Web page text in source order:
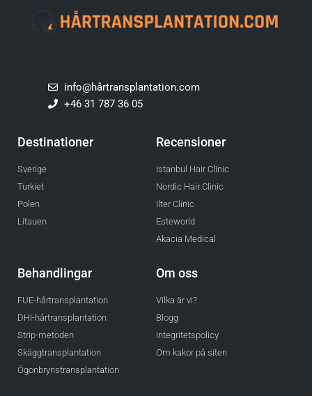
info@hårtransplantation.com
+46 31 787 36 05
Destinationer
Sverige
Turkiet
Polen
Litauen
Recensioner
Istanbul Hair Clinic
Nordic Hair Clinic
Ilter Clinic
Esteworld
Akacia Medical
Behandlingar
FUE-hårtransplantation
DHI-hårtransplantation
Strip-metoden
Skäggtransplantation
Ögonbrynstransplantation
Om oss
Vilka är vi?
Blogg
Integritetspolicy
Om kakor på siten